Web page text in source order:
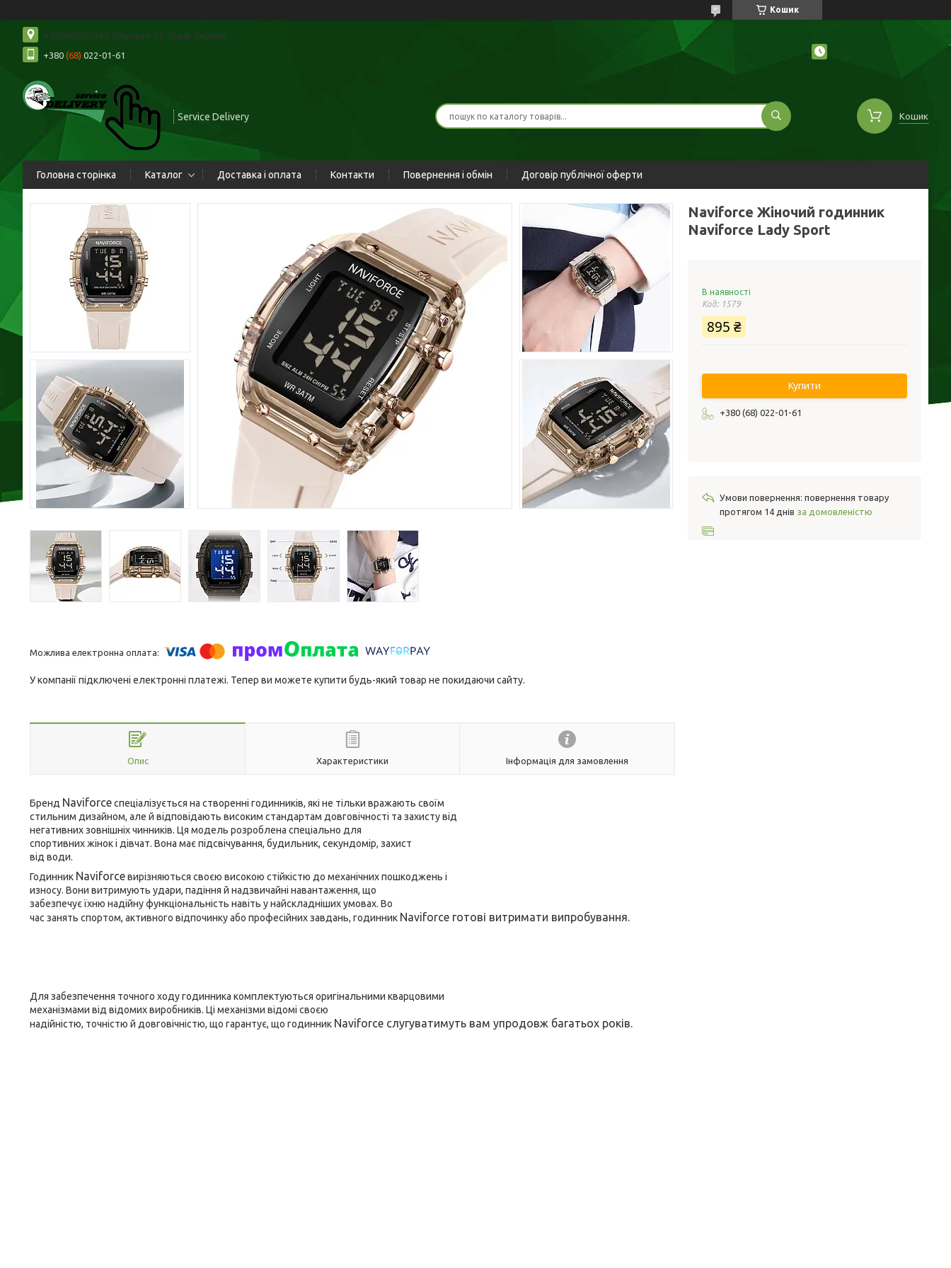
Кошик
+380680220161, Угорська 15, Львів, Україна
+380 (68) 022-01-61
Service Delivery Кошик
Головна сторінка Каталог Доставка і оплата Контакти Повернення і обмін Договір публічної оферти
У компанії підключені електронні платежі. Тепер ви можете купити будь-який товар не покидаючи сайту.
Опис Характеристики Інформація для замовлення
Бренд Naviforceспеціалізується на створенні годинників, які не тільки вражають своїм
стильним дизайном, але й відповідають високим стандартам довговічності та захисту від
негативних зовнішніх чинників. Ця модель розроблена спеціально для
спортивних жінок і дівчат. Вона має підсвічування, будильник, секундомір, захист
від води.
Годинник Naviforceвирізняються своєю високою стійкістю до механічних пошкоджень і
износу. Вони витримують удари, падіння й надзвичайні навантаження, що
забезпечує їхню надійну функціональність навіть у найскладніших умовах. Во
час занять спортом, активного відпочинку або професійних завдань, годинник Naviforce готові витримати випробування.
Для забезпечення точного ходу годинника комплектуються оригінальними кварцовими
механізмами від відомих виробників. Ці механізми відомі своєю
надійністю, точністю й довговічністю, що гарантує, що годинник Naviforce слугуватимуть вам упродовж багатьох років.
Naviforce Жіночий годинник
Naviforce Lady Sport
В наявності
Код: 1579
895 ₴
Купити
+380 (68) 022-01-61
повернення товару
протягом 14 днів за домовленістю